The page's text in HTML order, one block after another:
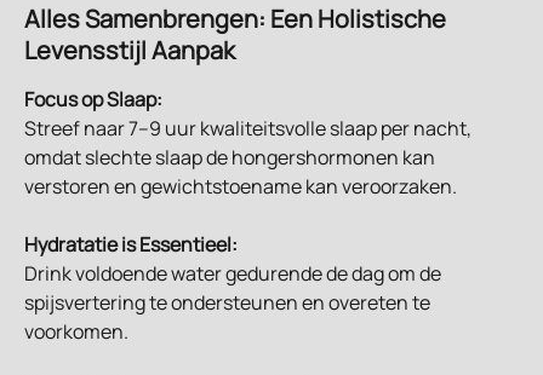
Alles Samenbrengen: Een Holistische
Levensstijl Aanpak
Focus op Slaap:
Streef naar 7–9 uur kwaliteitsvolle slaap per nacht,
omdat slechte slaap de hongershormonen kan
verstoren en gewichtstoename kan veroorzaken.
Hydratatie is Essentieel:
Drink voldoende water gedurende de dag om de
spijsvertering te ondersteunen en overeten te
voorkomen.